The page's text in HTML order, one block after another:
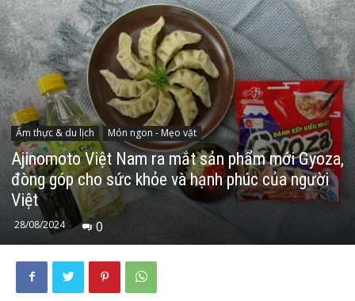
Ẩm thực & du lịch Món ngon - Mẹo vặt
Ajinomoto Việt Nam ra mắt sản phẩm mới Gyoza,
đòng góp cho sức khỏe và hạnh phúc của người
Việt
28/08/2024 0